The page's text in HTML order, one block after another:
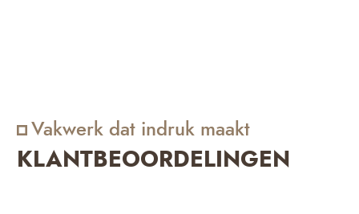
Vakwerk dat indruk maakt
KLANTBEOORDELINGEN